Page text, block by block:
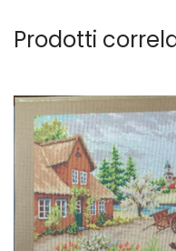
Prodotti